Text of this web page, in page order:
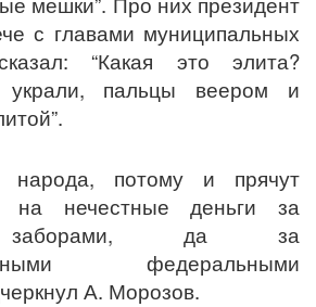
с главами муниципальных
“Какая это элита?
украли, пальцы веером и
народа, потому и прячут
на нечестные деньги за
заборами, да за
федеральными
А. Морозов.